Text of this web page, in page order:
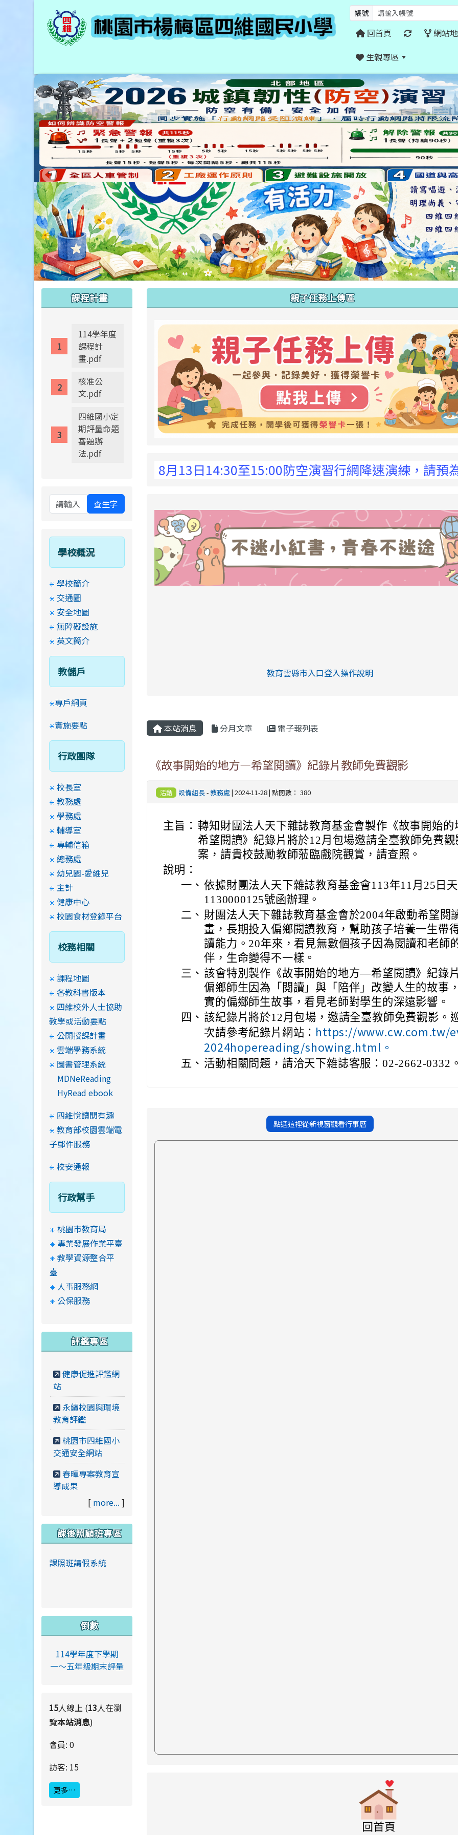
帳號
回首頁 網站
生親專區
親子任務上傳區
8月13日14:30至15:00防空演習行網降速演練，請預為因應，詳
link to https://eliteracy.edu.tw/
link to https://eliteracy.edu.tw/Shorts/
教育雲縣市入口登入操作說明
link to https://eliteracy.edu.tw/
本站消息 分月文章 電子報列表
《故事開始的地方—希望閱讀》紀錄片教師免費觀影
活動 設備組長-教務處 | 2024-11-28 | 點閱數： 380
主旨： 轉知財團法人天下雜誌教育基金會製作《故事開始
希望閱讀》紀錄片將於12月包場邀請全臺教師免費觀
案，請貴校鼓勵教師蒞臨戲院觀賞，請查照。
說明：
一、 依據財團法人天下雜誌教育基金會113年11月25日
1130000125號函辦理。
二、 財團法人天下雜誌教育基金會於2004年啟動希望閱
畫，長期投入偏鄉閱讀教育，幫助孩子培養一生帶
讀能力。20年來，看見無數個孩子因為閱讀和老師
伴，生命變得不一樣。
三、 該會特別製作《故事開始的地方—希望閱讀》紀錄
偏鄉師生因為「閱讀」與「陪伴」改變人生的故事
實的偏鄉師生故事，看見老師對學生的深遠影響。
四、 該紀錄片將於12月包場，邀請全臺教師免費觀影。
次請參考紀錄片網站： https://www.cw.com.tw/
2024hopereading/showing.html。
五、 活動相關問題，請洽天下雜誌客服：02-2662-0332。
點選這裡從新視窗觀看行事曆
課程計畫
114學年度
課程計
畫.pdf
核准公
文.pdf
四維國小定
期評量命題
審題辦
法.pdf
查生字
學校概況
學校簡介
交通圖
安全地圖
無障礙設施
英文簡介
教儲戶
專戶網頁
實施要點
行政團隊
校長室
教務處
學務處
輔導室
專輔信箱
總務處
幼兒園-愛維兒
主計
健康中心
校園食材登錄平台
校務相關
課程地圖
各教科書版本
四維校外人士協助
教學或活動要點
公開授課計畫
雲端學務系統
圖書管理系統
MDNeReading
HyRead ebook
四維悅讀閱有趣
教育部校園雲端電
子郵件服務
校安通報
行政幫手
桃園市教育局
專業發展作業平臺
教學資源整合平
臺
人事服務網
公保服務
評鑑專區
健康促進評鑑網
站
永續校園與環境
教育評鑑
桃園市四維國小
交通安全網站
春暉專案教育宣
導成果
[ more... ]
課後照顧班專區
課照班請假系統
倒數
114學年度下學期
一～五年級期末評量
15人線上 (13人在瀏
覽本站消息)
會員: 0
訪客: 15
更多…